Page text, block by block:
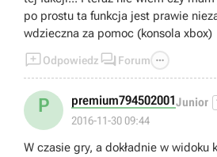
po prostu ta funkcja jest prawie
wdzieczna za pomoc (konsola xbox)
Odpowiedz  Forum 
P premium794502001Junior
2016-11-30 09:44
W czasie gry, a dokładnie w widoku